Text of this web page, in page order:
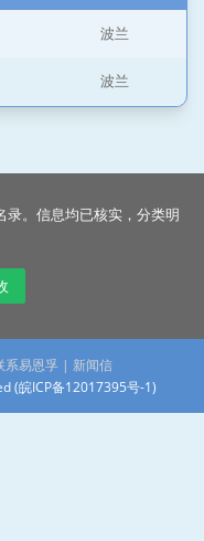
波兰
波兰
。信息均已核实，分类明
系易恩孚 | 新闻信
(皖ICP备12017395号-1)